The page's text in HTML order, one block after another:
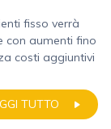
fisso verrà
con aumenti fino
costi aggiuntivi
TUTTO